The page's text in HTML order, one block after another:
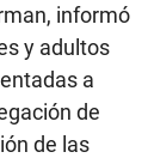
informó
y adultos
a
de
de las